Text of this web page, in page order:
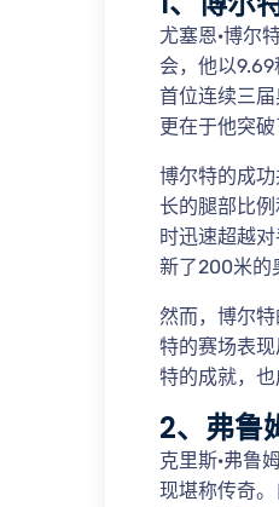
尤塞恩·博尔
会，他以
首位连续三
更在于他突
博尔特的成
长的腿部比
时迅速超越
新了200米的
然而，博尔
特的赛场表
特的成就，
2、弗鲁
克里斯·弗鲁
现堪称传奇